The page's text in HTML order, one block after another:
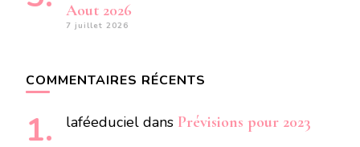
Aout 2026
7 juillet 2026
COMMENTAIRES RÉCENTS
laféeduciel dans Prévisions pour 2023